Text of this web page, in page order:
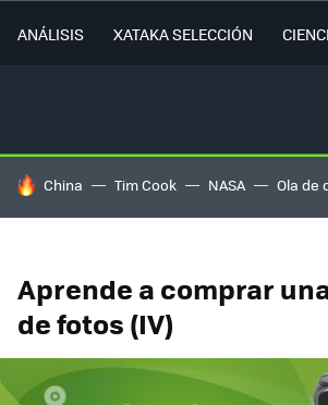
ANÁLISIS XATAKA SELECCIÓN
HOY SE HABLA DE
China Tim Cook NASA Ola de
Aprende a comprar
de fotos (IV)